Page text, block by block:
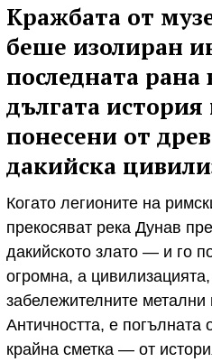
Кражбата от
беше изолиран
последната
дългата история
понесени от
дакийска
Когато легионите на
прекосяват река Дунав
дакийското злато — и го
огромна, а
забележителните метални
Античността, е погълната
крайна сметка — от